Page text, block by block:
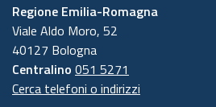
Regione Emilia-Romagna
Viale Aldo Moro, 52
40127 Bologna
Centralino 051 5271
Cerca telefoni o indirizzi